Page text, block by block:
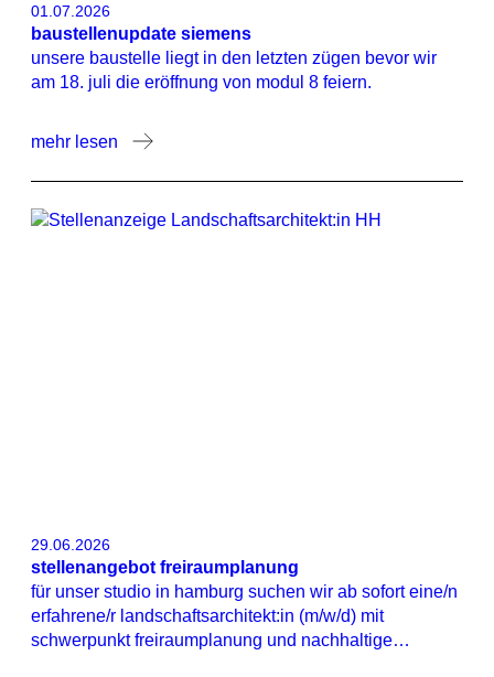
01.07.2026
baustellenupdate siemens
unsere baustelle liegt in den letzten zügen bevor wir
am 18. juli die eröffnung von modul 8 feiern.
mehr lesen
29.06.2026
stellenangebot freiraumplanung
für unser studio in hamburg suchen wir ab sofort eine/n
erfahrene/r landschaftsarchitekt:in (m/w/d) mit
schwerpunkt freiraumplanung und nachhaltige